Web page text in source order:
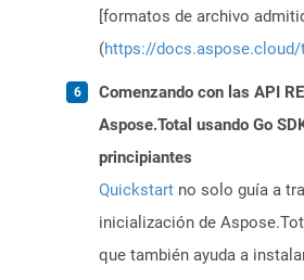
[formatos de archivo
(https://
Comenzando con las API
Aspose.Total usando Go
principiantes
Quickstart no solo guía a
inicialización de
que también ayuda a